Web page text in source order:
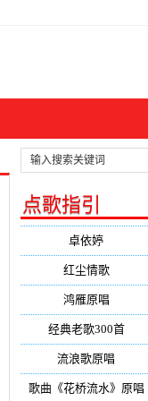
点歌指引
卓依婷
红尘情歌(296)
鸿雁原唱
经典老歌300首(203)
流浪歌原唱
歌曲《花桥流水》原唱